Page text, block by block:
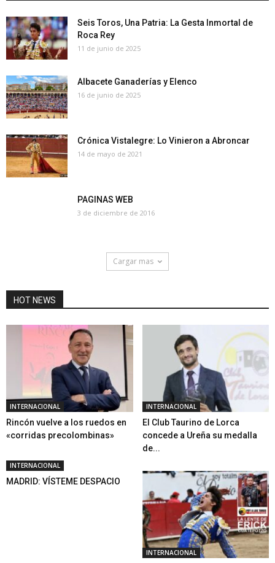
Seis Toros, Una Patria: La Gesta Inmortal de
Roca Rey
11 de junio de 2025
Albacete Ganaderías y Elenco
16 de junio de 2025
Crónica Vistalegre: Lo Vinieron a Abroncar
14 de mayo de 2021
PAGINAS WEB
3 de diciembre de 2016
Cargar mas
HOT NEWS
INTERNACIONAL
Rincón vuelve a los ruedos en
«corridas precolombinas»
INTERNACIONAL
El Club Taurino de Lorca
concede a Ureña su medalla
de...
INTERNACIONAL
MADRID: VÍSTEME DESPACIO
INTERNACIONAL